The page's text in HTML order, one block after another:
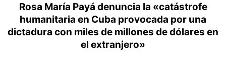
Rosa María Payá denuncia la «catástrofe
humanitaria en Cuba provocada por una
dictadura con miles de millones de dólares en
el extranjero»